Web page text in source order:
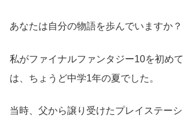
あなたは自分の物語を歩んでいますか？
私がファイナルファンタジー10を初め
は、ちょうど中学1年の夏でした。
当時、父から譲り受けたプレイステー